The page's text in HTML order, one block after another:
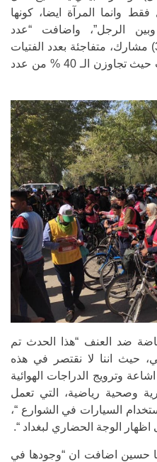
وانما المرآة ايضا، كونها
الرجل”، واضافت “عدد
المشاركين كان مايقارب الـ (300) مشارك، متفاجئة بعدد الفتيات
والنساء اللاتي تواجدن في الحدث حيث تجاوزن الـ 40 % من عدد
ضد العنف “هذا الحدث تم
حيث اننا لا نقتصر في هذه
وترويج الدراجات الهوائية
وصحية رياضية، التي تعمل
السيارات في الشوارع “،
الوجة الحضاري لبغداد “.
حسين اضافت ان “وجودها في